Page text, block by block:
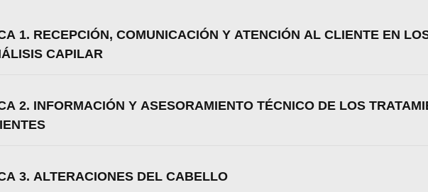
1. RECEPCIÓN, COMUNICACIÓN Y ATENCIÓN AL CLIENTE EN
CAPILAR
2. INFORMACIÓN Y ASESORAMIENTO TÉCNICO DE LOS
3. ALTERACIONES DEL CABELLO